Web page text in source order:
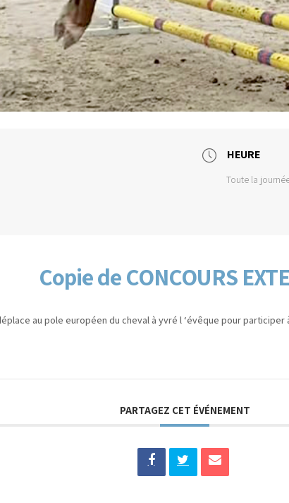
HEURE
Toute la
Copie de CONCOURS
au pole européen du cheval à yvré l ‘évêque pour
PARTAGEZ CET ÉVÉNEMENT